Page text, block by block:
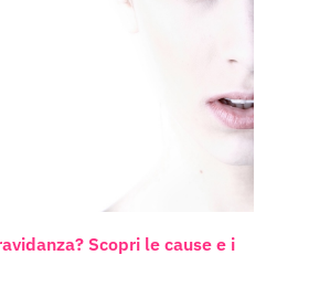
Scopri le cause e i